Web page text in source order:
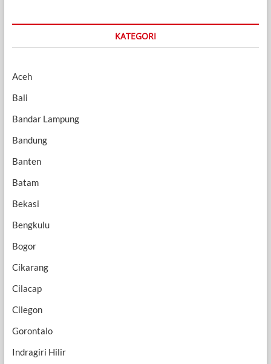
KATEGORI
Aceh
Bali
Bandar Lampung
Bandung
Banten
Batam
Bekasi
Bengkulu
Bogor
Cikarang
Cilacap
Cilegon
Gorontalo
Indragiri Hilir